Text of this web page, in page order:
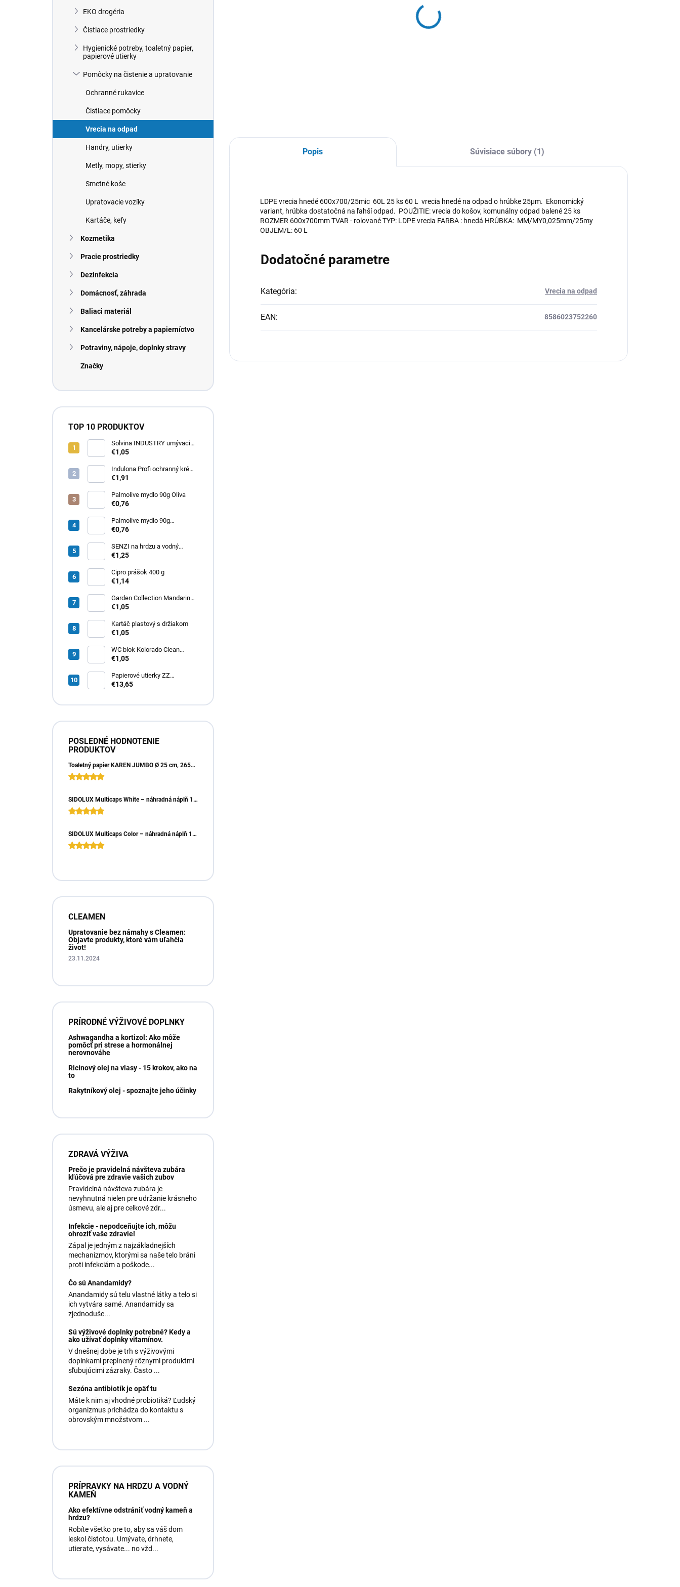
EKO drogéria
Čistiace prostriedky
Hygienické potreby, toaletný papier,
papierové utierky
Pomôcky na čistenie a upratovanie
Ochranné rukavice
Čistiace pomôcky
Vrecia na odpad
Handry, utierky
Metly, mopy, stierky
Smetné koše
Upratovacie vozíky
Kartáče, kefy
Kozmetika
Pracie prostriedky
Dezinfekcia
Domácnosť, záhrada
Baliaci materiál
Kancelárske potreby a papierníctvo
Potraviny, nápoje, doplnky stravy
Značky
TOP 10 PRODUKTOV
Solvina INDUSTRY umývacia
pasta na ruky 450g
€1,05
Indulona Profi ochranný krém
na ruky 100ml
€1,91
Palmolive mydlo 90g Oliva
€0,76
Palmolive mydlo 90g
Milk&amp;Honey
€0,76
SENZI na hrdzu a vodný
kameň 450 g
€1,25
Cipro prášok 400 g
€1,14
Garden Collection Mandarin
osviežovač vzduchu 300ml
€1,05
Kartáč plastový s držiakom
€1,05
WC blok Kolorado Clean
Aroma Exotické Kvety 40g
€1,05
Papierové utierky ZZ
zelené (4000ks) 1vrst.
€13,65
POSLEDNÉ HODNOTENIE
PRODUKTOV
Toaletný papier KAREN JUMBO Ø 25 cm, 265m, 2vrst. (6ks)
SIDOLUX Multicaps White – náhradná náplň 10ks
SIDOLUX Multicaps Color – náhradná náplň 10ks
CLEAMEN
Upratovanie bez námahy s Cleamen:
Objavte produkty, ktoré vám uľahčia
život!
23.11.2024
PRÍRODNÉ VÝŽIVOVÉ DOPLNKY
Ashwagandha a kortizol: Ako môže
pomôcť pri strese a hormonálnej
nerovnováhe
Ricínový olej na vlasy - 15 krokov, ako na
to
Rakytníkový olej - spoznajte jeho účinky
ZDRAVÁ VÝŽIVA
Prečo je pravidelná návšteva zubára
kľúčová pre zdravie vašich zubov
Pravidelná návšteva zubára je
nevyhnutná nielen pre udržanie krásneho
úsmevu, ale aj pre celkové zdr...
Infekcie - nepodceňujte ich, môžu
ohroziť vaše zdravie!
Zápal je jedným z najzákladnejších
mechanizmov, ktorými sa naše telo bráni
proti infekciám a poškode...
Čo sú Anandamidy?
Anandamidy sú telu vlastné látky a telo si
ich vytvára samé. Anandamidy sa
zjednoduše...
Sú výživové doplnky potrebné? Kedy a
ako užívať doplnky vitamínov.
V dnešnej dobe je trh s výživovými
doplnkami preplnený rôznymi produktmi
sľubujúcimi zázraky. Často ...
Sezóna antibiotík je opäť tu
Máte k nim aj vhodné probiotiká? Ľudský
organizmus prichádza do kontaktu s
obrovským množstvom ...
PRÍPRAVKY NA HRDZU A VODNÝ
KAMEŇ
Ako efektívne odstrániť vodný kameň a
hrdzu?
Robíte všetko pre to, aby sa váš dom
leskol čistotou. Umývate, drhnete,
utierate, vysávate... no vžd...
Popis Súvisiace súbory (1)
LDPE vrecia hnedé 600x700/25mic 60L 25 ks 60 L vrecia hnedé na odpad o hrúbke 25μm. Ekonomický
variant, hrúbka dostatočná na ľahší odpad. POUŽITIE: vrecia do košov, komunálny odpad balené 25 ks
ROZMER 600x700mm TVAR - rolované TYP: LDPE vrecia FARBA : hnedá HRÚBKA: MM/MY0,025mm/25my
OBJEM/L: 60 L
Dodatočné parametre
Kategória: Vrecia na odpad
EAN: 8586023752260